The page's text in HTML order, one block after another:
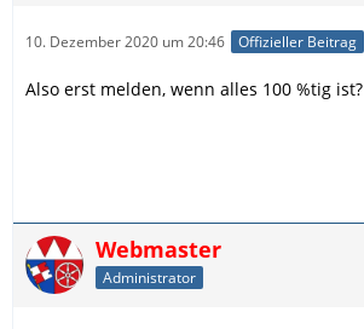
10. Dezember 2020 um 20:46 Offizieller Beitrag
Also erst melden, wenn alles 100 %tig ist?
Webmaster
Administrator